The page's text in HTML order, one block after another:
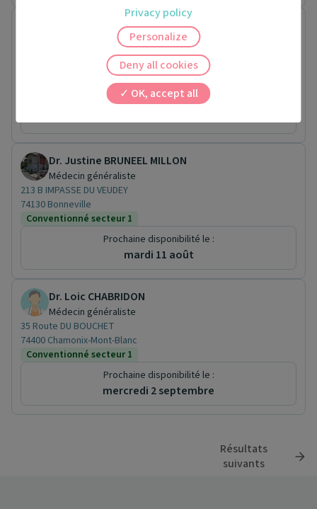
Médecin généraliste
150 Avenue des glières
Conventionné secteur 1
Prochaine disponibilité le :
mardi 18 août
Dr. Justine BRUNEEL MILLON
Médecin généraliste
213 B IMPASSE DU VEUDEY
74130 Bonneville
Conventionné secteur 1
Prochaine disponibilité le :
mardi 11 août
Dr. Loic CHABRIDON
Médecin généraliste
35 Route DU BOUCHET
74400 Chamonix-Mont-Blanc
Conventionné secteur 1
Prochaine disponibilité le :
mercredi 2 septembre
Résultats
suivants
OK, accept all
Deny all cookies
Personalize
Privacy policy